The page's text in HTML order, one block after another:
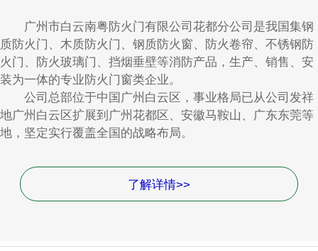
广州市白云南粤防火门有限公司花都分公司是我国集钢
质防火门、木质防火门、钢质防火窗、防火卷帘、不锈钢防
火门、防火玻璃门、挡烟垂壁等消防产品，生产、销售、安
装为一体的专业防火门窗类企业。
公司总部位于中国广州白云区，事业格局已从公司发祥
地广州白云区扩展到广州花都区、安徽马鞍山、广东东莞等
地，坚定实行覆盖全国的战略布局。
了解详情>>